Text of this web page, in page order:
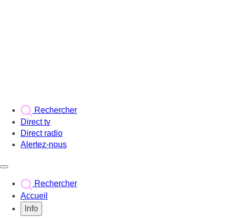
Rechercher
Direct tv
Direct radio
Alertez-nous
Rechercher
Accueil
Info